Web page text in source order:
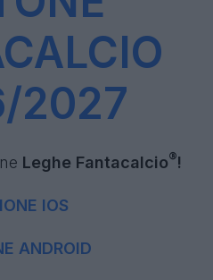
2027
Leghe Fantacalcio®!
IOS
ANDROID